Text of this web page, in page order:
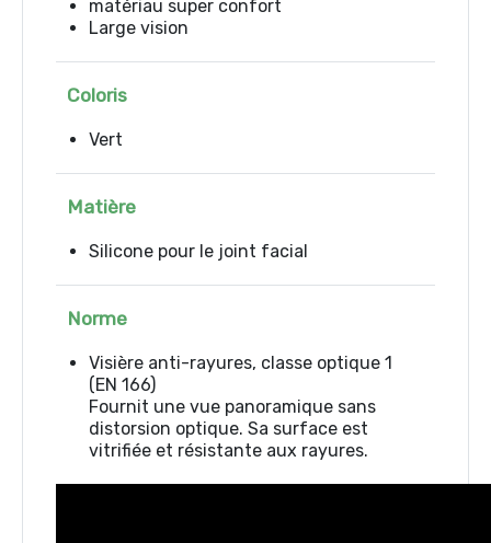
matériau super confort
Large vision
Coloris
Vert
Matière
Silicone pour le joint facial
Norme
Visière anti-rayures, classe optique 1
(EN 166)
Fournit une vue panoramique sans
distorsion optique. Sa surface est
vitrifiée et résistante aux rayures.